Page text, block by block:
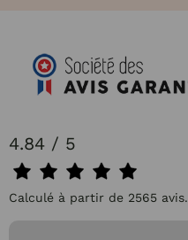
4.84 / 5
Calculé à partir de 2565 avis.